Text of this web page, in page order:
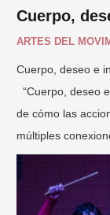
Cuerpo,
ARTES DEL
Cuerpo, deseo e
“Cuerpo, deseo
de cómo las
múltiples